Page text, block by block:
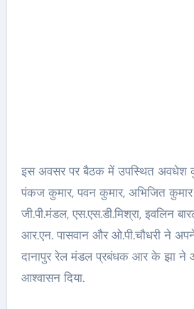
इस अवसर पर बैठक में उपस्थित अवधेश
पंकज कुमार, पवन कुमार, अभिजित कुमार
जी.पी.मंडल, एस.एस.डी.मिश्रा, इवलिन
आर.एन. पासवान और ओ.पी.चौधरी ने
दानापुर रेल मंडल प्रबंधक आर के झा
आश्वासन दिया.